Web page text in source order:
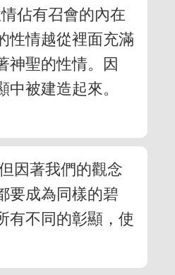
佔有召會的內在
性情越從裡面充滿
神聖的性情。因
被建造起來。
因著我們的觀念
要成為同樣的碧
有不同的彰顯，使